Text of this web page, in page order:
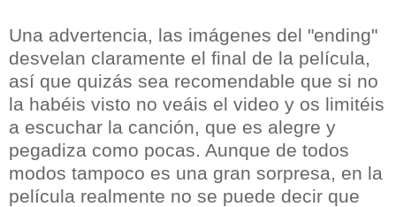
Una advertencia, las imágenes del "ending"
desvelan claramente el final de la película,
así que quizás sea recomendable que si no
la habéis visto no veáis el video y os limitéis
a escuchar la canción, que es alegre y
pegadiza como pocas. Aunque de todos
modos tampoco es una gran sorpresa, en la
película realmente no se puede decir que